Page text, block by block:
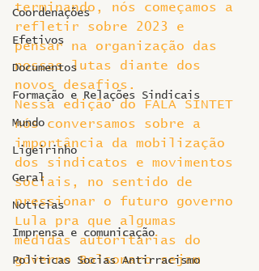
Coordenações
Efetivos
Documentos
Formação e Relações Sindicais
Mundo
Ligeirinho
Geral
Notícias
Imprensa e comunicação
Politicas Socias Antirracismo
terminando, nós começamos a
refletir sobre 2023 e
pensar na organização das
nossas lutas diante dos
novos desafios.
Nessa edição do FALA SINTET
nós conversamos sobre a
importância da mobilização
dos sindicatos e movimentos
sociais, no sentido de
pressionar o futuro governo
Lula pra que algumas
medidas autoritárias do
governo Bolsonaro sejam